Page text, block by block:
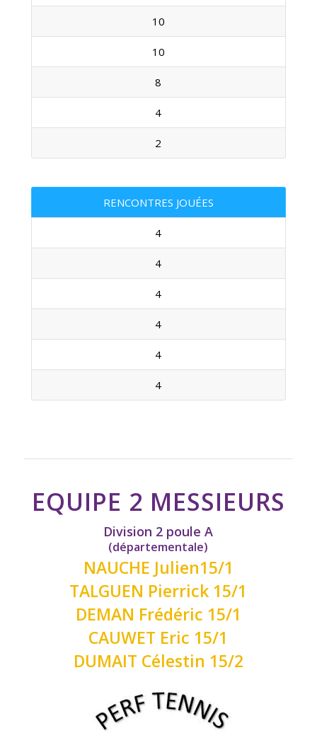
10
10
8
4
2
RENCONTRES JOUÉES
4
4
4
4
4
4
EQUIPE 2 MESSIEURS
Division 2 poule A
(départementale)
NAUCHE Julien15/1
TALGUEN Pierrick 15/1
DEMAN Frédéric 15/1
CAUWET Eric 15/1
DUMAIT Célestin 15/2